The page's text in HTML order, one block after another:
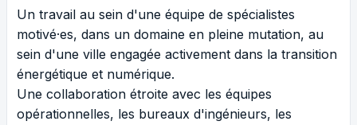
Un travail au sein d'une équipe de spécialistes
motivé·es, dans un domaine en pleine mutation, au
sein d'une ville engagée activement dans la transition
énergétique et numérique.
Une collaboration étroite avec les équipes
opérationnelles, les bureaux d'ingénieurs, les